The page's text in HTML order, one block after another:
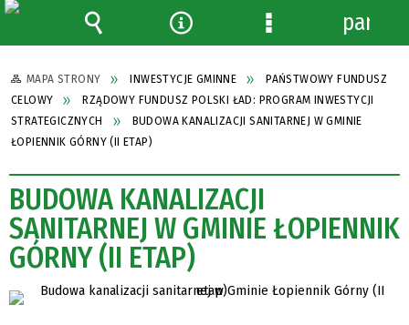
MAPA STRONY INWESTYCJE GMINNE
PAŃSTWOWY FUNDUSZ
CELOWY
RZĄDOWY FUNDUSZ POLSKI ŁAD: PROGRAM INWESTYCJI
STRATEGICZNYCH
BUDOWA KANALIZACJI SANITARNEJ W GMINIE
ŁOPIENNIK GÓRNY (II ETAP)
BUDOWA KANALIZACJI
SANITARNEJ W GMINIE ŁOPIENNIK
GÓRNY (II ETAP)
WyszukiwarkaNarzędziaMenu
szczegółowe
panel